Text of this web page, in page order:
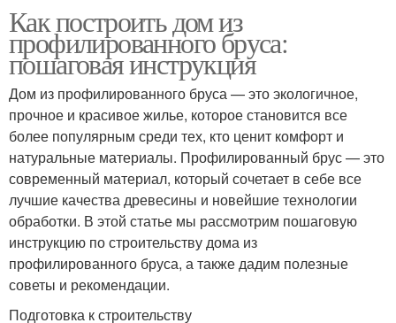
Как построить дом из
профилированного бруса:
пошаговая инструкция
Дом из профилированного бруса — это экологичное,
прочное и красивое жилье, которое становится все
более популярным среди тех, кто ценит комфорт и
натуральные материалы. Профилированный брус — это
современный материал, который сочетает в себе все
лучшие качества древесины и новейшие технологии
обработки. В этой статье мы рассмотрим пошаговую
инструкцию по строительству дома из
профилированного бруса, а также дадим полезные
советы и рекомендации.
Подготовка к строительству